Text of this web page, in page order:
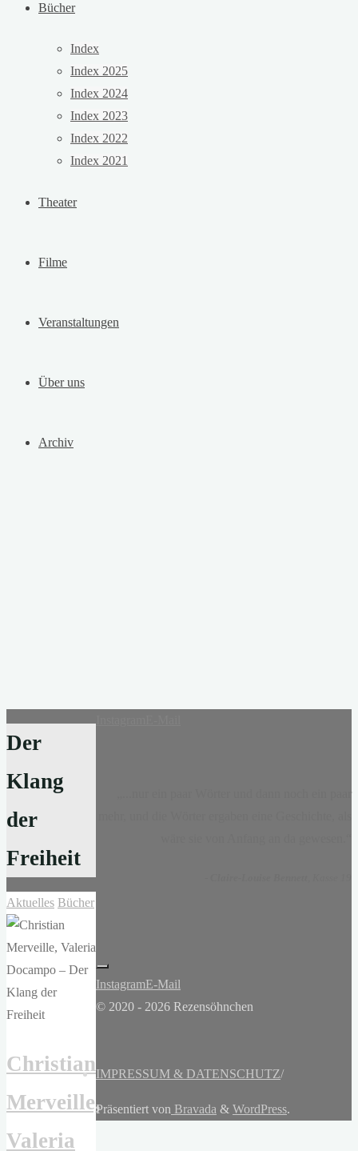
Bücher
Index
Index 2025
Index 2024
Index 2023
Index 2022
Index 2021
Theater
Filme
Veranstaltungen
Über uns
Archiv
Der
Klang
der
Freiheit
Aktuelles Bücher
Christian
Merveille,
Valeria
InstagramE-Mail
© 2020 - 2026 Rezensöhnchen
IMPRESSUM & DATENSCHUTZ/
Präsentiert von Bravada & WordPress.